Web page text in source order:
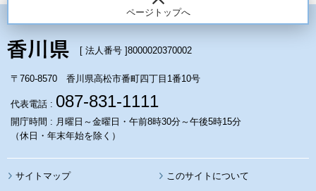
ページトップへ
[ 法人番号 ]8000020370002
〒760-8570 香川県高松市番町四丁目1番10号
代表電話 : 087-831-1111
開庁時間 : 月曜日～金曜日・午前8時30分～午後5時15分
（休日・年末年始を除く）
サイトマップ このサイトについて